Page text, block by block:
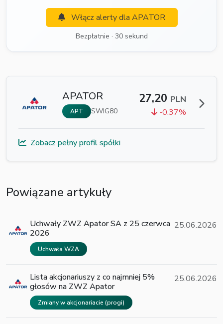
Włącz alerty dla APATOR
Bezpłatnie · 30 sekund
APATOR
APT SWIG80
27,20 PLN
-0.37%
Zobacz pełny profil spółki
Powiązane artykuły
Uchwały ZWZ Apator SA z 25 czerwca
2026
Uchwała WZA
25.06.2026
Lista akcjonariuszy z co najmniej 5%
głosów na ZWZ Apator
Zmiany w akcjonariacie (progi)
25.06.2026